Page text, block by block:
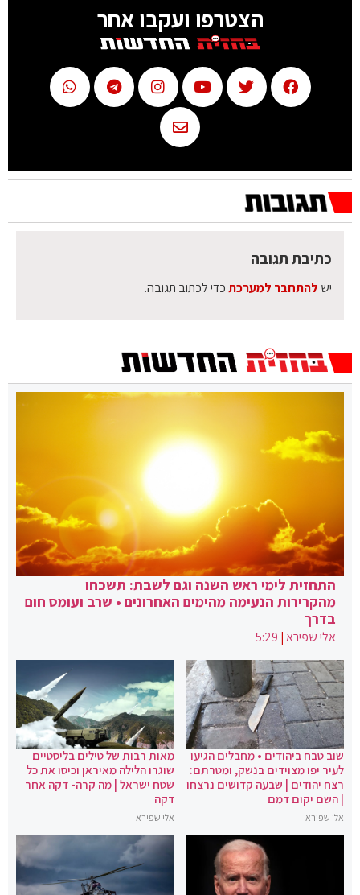
הצטרפו ועקבו אחר
כתיבת תגובה
יש להתחבר למערכתכדי לכתוב תגובה.
התחזית לימי ראש השנה וגם לשבת: תשכחו
מהקרירות הנעימה מהימים האחרונים • שרב ועומס חום
בדרך
אלי שפירא|
5:29
שוב טבח ביהודים • מחבלים הגיעו
לעיר יפו מצוידים בנשק, ומטרתם:
רצח יהודים | שבעה קדושים נרצחו
| השם יקום דמם
אלי שפירא
מאות רבות של טילים בליסטיים
שוגרו הלילה מאיראן וכיסו את כל
שטח ישראל | מה קרה- דקה אחר
דקה
אלי שפירא